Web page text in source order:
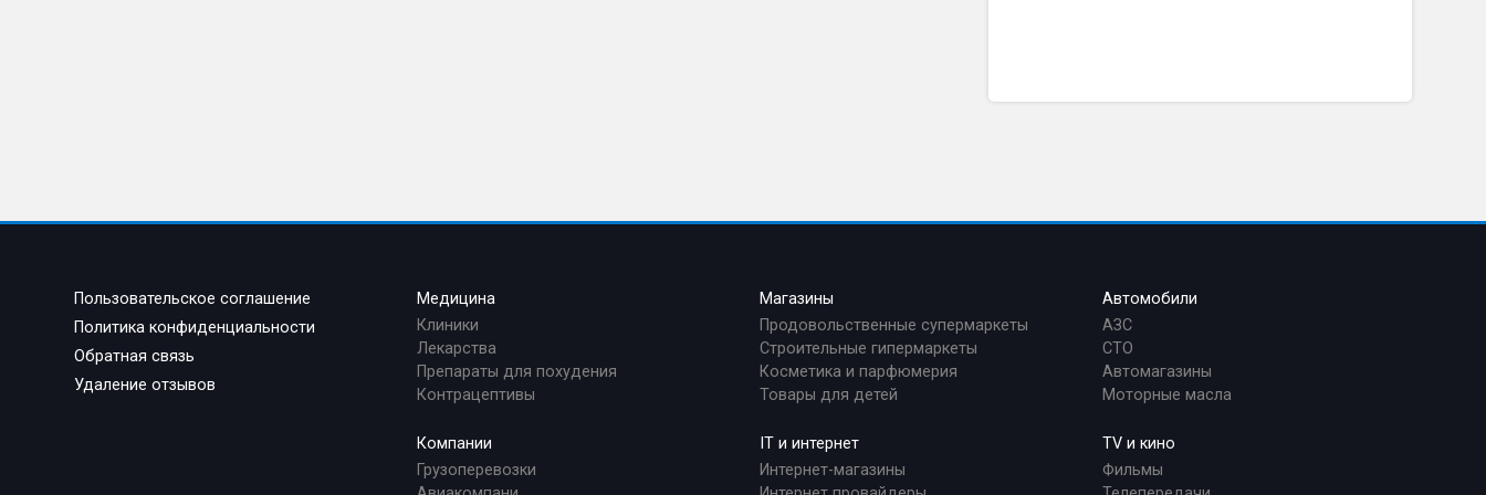
Пользовательское соглашение
Политика конфиденциальности
Обратная связь
Удаление отзывов
Медицина
Клиники
Лекарства
Препараты для похудения
Контрацептивы
Компании
Грузоперевозки
Магазины
Продовольственные супермаркеты
Строительные гипермаркеты
Косметика и парфюмерия
Товары для детей
IT и интернет
Интернет-магазины
Автомобили
АЗС
СТО
Автомагазины
Моторные масла
TV и кино
Фильмы